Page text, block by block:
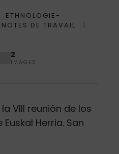
ETHNOLOGIE-
NOTES DE TRAVAIL
2
IMAGES
VIII reunión de los
Herria. San